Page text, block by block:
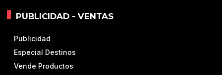
PUBLICIDAD - VENTAS
Publicidad
Especial Destinos
Vende Productos